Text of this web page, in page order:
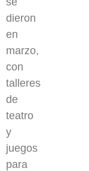
dieron
en
marzo,
con
talleres
de
teatro
y
juegos
para